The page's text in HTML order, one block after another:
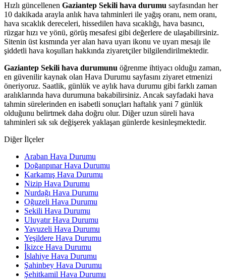
Hızlı güncellenen Gaziantep Sekili hava durumu sayfasından her
10 dakikada arayla anlık hava tahminleri ile yağış oranı, nem oranı,
hava sıcaklık dereceleri, hissedilen hava sıcaklığı, hava basıncı,
rüzgar hızı ve yönü, görüş mesafesi gibi değerlere de ulaşabilirsiniz.
Sitenin üst kısmında yer alan hava uyarı ikonu ve uyarı mesajı ile
şiddetli hava koşulları hakkında ziyaretçiler bilgilendirilmektedir.
Gaziantep Sekili hava durumunu öğrenme ihtiyacı olduğu zaman,
en güvenilir kaynak olan Hava Durumu sayfasını ziyaret etmenizi
öneriyoruz. Saatlik, günlük ve aylık hava durumu gibi farklı zaman
aralıklarında hava durumuna bakabilirsiniz. Ancak sayfadaki hava
tahmin sürelerinden en isabetli sonuçları haftalık yani 7 günlük
olduğunu belirtmek daha doğru olur. Diğer uzun süreli hava
tahminleri sık sık değişerek yaklaşan günlerde kesinleşmektedir.
Diğer İlçeler
Araban Hava Durumu
Doğanpınar Hava Durumu
Karkamış Hava Durumu
Nizip Hava Durumu
Nurdağı Hava Durumu
Oğuzeli Hava Durumu
Sekili Hava Durumu
Uluyatır Hava Durumu
Yavuzeli Hava Durumu
Yeşildere Hava Durumu
İkizce Hava Durumu
İslahiye Hava Durumu
Şahinbey Hava Durumu
Şehitkamil Hava Durumu